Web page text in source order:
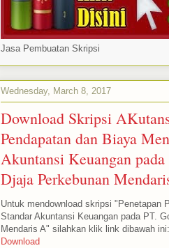
Jasa Pembuatan Skripsi
Wednesday, March 8, 2017
Download Skripsi
Pendapatan dan Biaya
Akuntansi Keuangan
Djaja Perkebunan
Untuk mendownload skripsi "Penetapan
Standar Akuntansi Keuangan pada PT.
Mendaris A" silahkan klik link dibawah ini:
Download